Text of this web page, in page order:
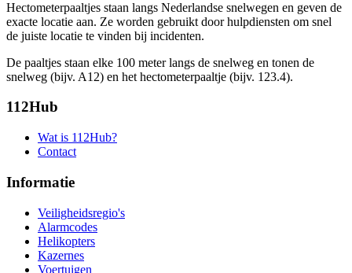
Hectometerpaaltjes staan langs Nederlandse snelwegen en geven de
exacte locatie aan. Ze worden gebruikt door hulpdiensten om snel
de juiste locatie te vinden bij incidenten.
De paaltjes staan elke 100 meter langs de snelweg en tonen de
snelweg (bijv. A12) en het hectometerpaaltje (bijv. 123.4).
112Hub
Wat is 112Hub?
Contact
Informatie
Veiligheidsregio's
Alarmcodes
Helikopters
Kazernes
Voertuigen